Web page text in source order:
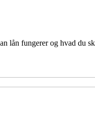
lån fungerer og hvad du